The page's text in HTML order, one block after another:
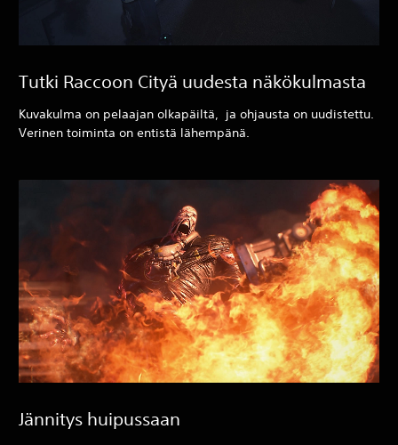
Tutki Raccoon Cityä uudesta näkökulmasta
Kuvakulma on pelaajan olkapäiltä, ja ohjausta on uudistettu.
Verinen toiminta on entistä lähempänä.
Jännitys huipussaan